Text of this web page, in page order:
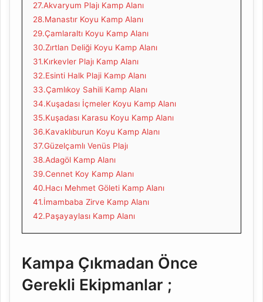
27.Akvaryum Plajı Kamp Alanı
28.Manastır Koyu Kamp Alanı
29.Çamlaraltı Koyu Kamp Alanı
30.Zırtlan Deliği Koyu Kamp Alanı
31.Kırkevler Plajı Kamp Alanı
32.Esinti Halk Plaji Kamp Alanı
33.Çamlıkoy Sahili Kamp Alanı
34.Kuşadası İçmeler Koyu Kamp Alanı
35.Kuşadası Karasu Koyu Kamp Alanı
36.Kavaklıburun Koyu Kamp Alanı
37.Güzelçamlı Venüs Plajı
38.Adagöl Kamp Alanı
39.Cennet Koy Kamp Alanı
40.Hacı Mehmet Göleti Kamp Alanı
41.İmambaba Zirve Kamp Alanı
42.Paşayaylası Kamp Alanı
Kampa Çıkmadan Önce
Gerekli Ekipmanlar ;